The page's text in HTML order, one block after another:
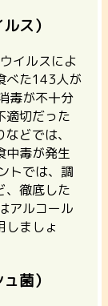
ス）
イルスによ
べた143人が
毒が不十分
適切だった
どでは、
中毒が発生
トでは、調
、徹底した
アルコール
しましょ
菌）